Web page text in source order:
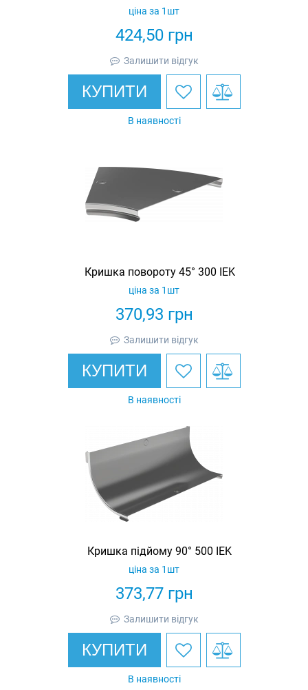
424,50грн
ціна за 1шт
Залишити відгук
КУПИТИ
В наявності
Кришка повороту 45° 300 IEK
370,93 грн
ціна за 1шт
Залишити відгук
КУПИТИ
В наявності
Кришка підйому 90° 500 IEK
373,77грн
ціна за 1шт
Залишити відгук
КУПИТИ
В наявності